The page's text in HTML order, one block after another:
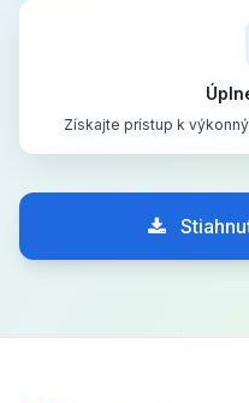
Získajte prístup k